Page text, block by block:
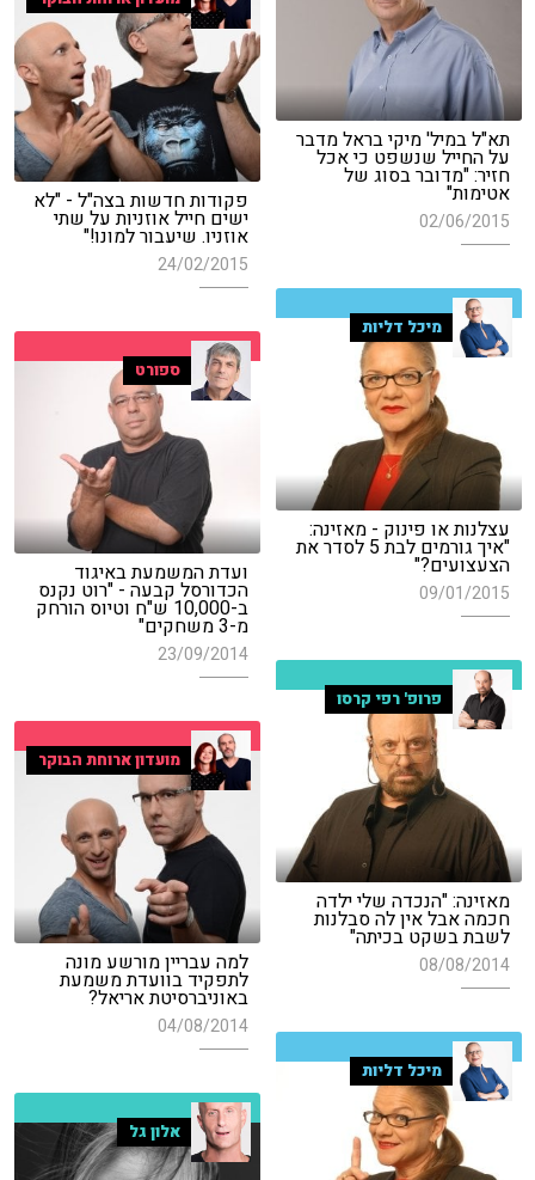
תא"ל במיל' מיקי בראל מדבר
על החייל שנשפט כי אכל
חזיר: "מדובר בסוג של
אטימות"
02/06/2015
פקודות חדשות בצה"ל - "לא
ישים חייל אוזניות על שתי
אוזניו. שיעבור למונו!"
24/02/2015
מיכל דליות
עצלנות או פינוק - מאזינה:
"איך גורמים לבת 5 לסדר את
הצעצועים?"
09/01/2015
ספורט
ועדת המשמעת באיגוד
הכדורסל קבעה - "רוט נקנס
ב-10,000 ש"ח וטיוס הורחק
מ-3 משחקים"
23/09/2014
פרופ' רפי קרסו
מאזינה: "הנכדה שלי ילדה
חכמה אבל אין לה סבלנות
לשבת בשקט בכיתה"
08/08/2014
מועדון ארוחת הבוקר
למה עבריין מורשע מונה
לתפקיד בוועדת משמעת
באוניברסיטת אריאל?
04/08/2014
מיכל דליות
אלון גל